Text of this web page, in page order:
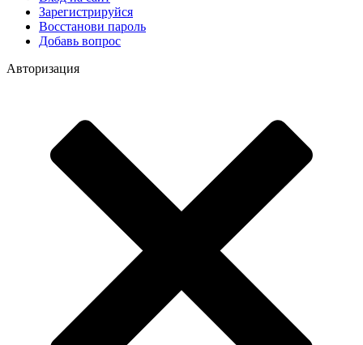
Зарегистрируйся
Восстанови пароль
Добавь вопрос
Авторизация